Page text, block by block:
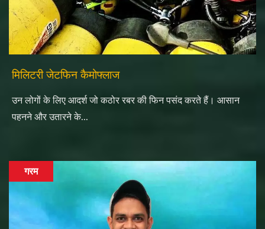
मिलिटरी जेटफिन कैमोफ्लाज
उन लोगों के लिए आदर्श जो कठोर रबर की फिन पसंद करते हैं। आसान
पहनने और उतारने के...
गरम